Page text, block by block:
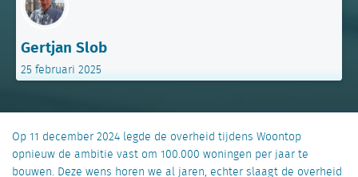
Gertjan Slob
25 februari 2025
Op11 december2024 legde de overheid tijdens Woontop
opnieuw de ambitie vast om 100.000 woningen per jaar te
bouwen. Deze wens horen we al jaren, echter slaagt de overheid